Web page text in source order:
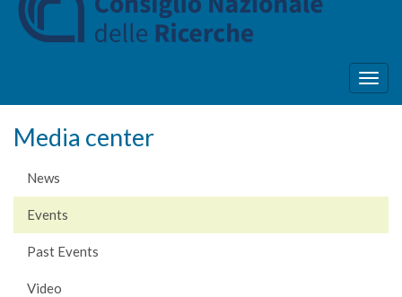
Media center
News
Events
Past Events
Video